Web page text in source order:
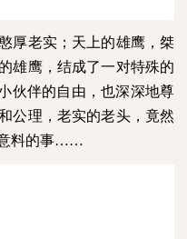
厚老实；天上的雄鹰，桀
雄鹰，结成了一对特殊的
伙伴的自由，也深深地尊
公理，老实的老头，竟然
意料的事……